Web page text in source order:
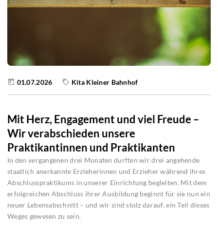
01.07.2026 Kita Kleiner Bahnhof
Mit Herz, Engagement und viel Freude –
Wir verabschieden unsere
Praktikantinnen und Praktikanten
In den vergangenen drei Monaten durften wir drei angehende
staatlich anerkannte Erzieherinnen und Erzieher während ihres
Abschlusspraktikums in unserer Einrichtung begleiten. Mit dem
erfolgreichen Abschluss ihrer Ausbildung beginnt für sie nun ein
neuer Lebensabschnitt – und wir sind stolz darauf, ein Teil dieses
Weges gewesen zu sein.